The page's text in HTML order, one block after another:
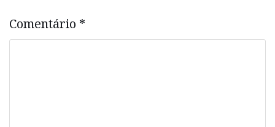
Comentário *